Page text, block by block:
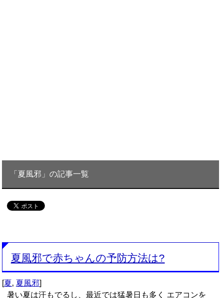
「夏風邪」の記事一覧
夏風邪で赤ちゃんの予防方法は?
[夏, 夏風邪]
暑い夏は汗もでるし、最近では猛暑日も多く エアコンを